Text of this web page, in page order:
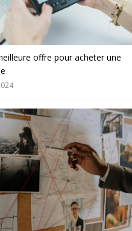
offre pour acheter une